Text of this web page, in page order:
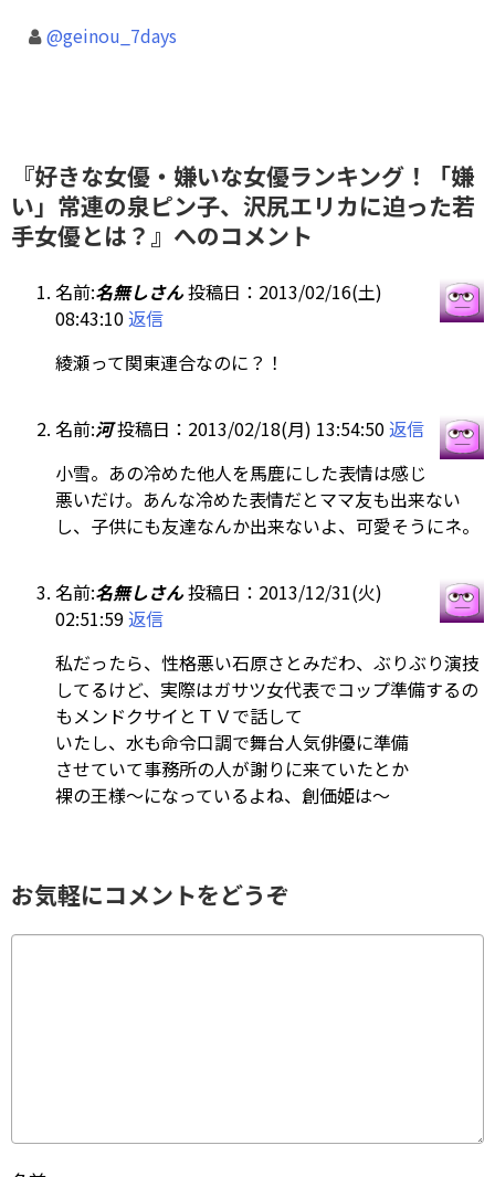
@geinou_7days
『好きな女優・嫌いな女優ランキング！「嫌
い」常連の泉ピン子、沢尻エリカに迫った若
手女優とは？』へのコメント
名前:名無しさん投稿日：2013/02/16(土)
08:43:10返信
綾瀬って関東連合なのに？！
名前:河投稿日：2013/02/18(月) 13:54:50返信
小雪。あの冷めた他人を馬鹿にした表情は感じ
悪いだけ。あんな冷めた表情だとママ友も出来ない
し、子供にも友達なんか出来ないよ、可愛そうにネ。
名前:名無しさん投稿日：2013/12/31(火)
02:51:59返信
私だったら、性格悪い石原さとみだわ、ぶりぶり演技
してるけど、実際はガサツ女代表でコップ準備するの
もメンドクサイとＴＶで話して
いたし、水も命令口調で舞台人気俳優に準備
させていて事務所の人が謝りに来ていたとか
裸の王様～になっているよね、創価姫は～
お気軽にコメントをどうぞ